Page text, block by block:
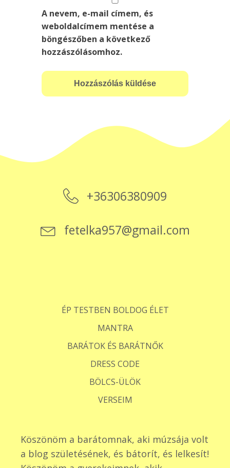
A nevem, e-mail címem, és
weboldalcímem mentése a
böngészőben a következő
hozzászólásomhoz.
+36306380909
fetelka957@gmail.com
ÉP TESTBEN BOLDOG ÉLET
MANTRA
BARÁTOK ÉS BARÁTNŐK
DRESS CODE
BÖLCS-ÜLÖK
VERSEIM
Köszönöm a barátomnak, aki múzsája volt
a blog születésének, és bátorít, és lelkesít!